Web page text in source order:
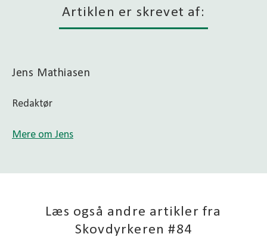
Artiklen er skrevet af:
Jens Mathiasen
Redaktør
Mere om Jens
Læs også andre artikler fra
Skovdyrkeren #84